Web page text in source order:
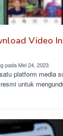
Video
padaMei 24, 2023
platform media
untuk